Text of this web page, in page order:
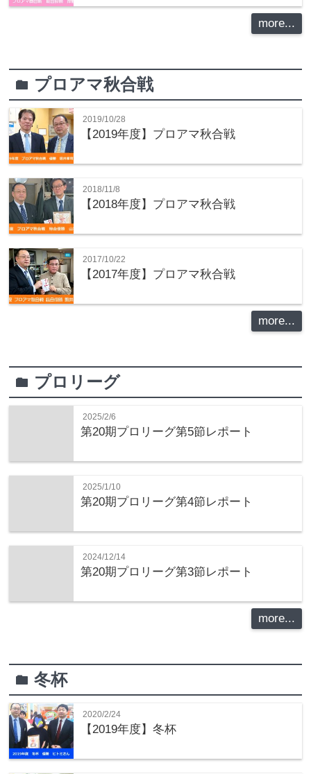
more...
folder プロアマ秋合戦
2019/10/28
【2019年度】プロアマ秋合戦
2018/11/8
【2018年度】プロアマ秋合戦
2017/10/22
【2017年度】プロアマ秋合戦
more...
folder プロリーグ
2025/2/6
第20期プロリーグ第5節レポート
2025/1/10
第20期プロリーグ第4節レポート
2024/12/14
第20期プロリーグ第3節レポート
more...
folder冬杯
2020/2/24
【2019年度】冬杯